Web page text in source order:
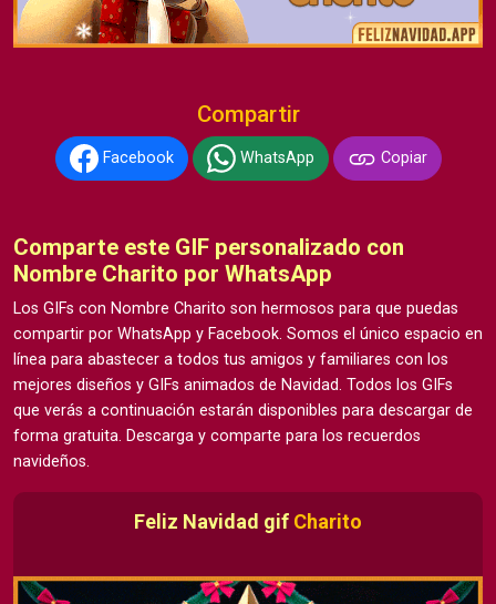
Compartir
Facebook WhatsApp Copiar
Comparte este GIF personalizado con
Nombre Charito por WhatsApp
Los GIFs con Nombre Charito son hermosos para que puedas
compartir por WhatsApp y Facebook. Somos el único espacio en
línea para abastecer a todos tus amigos y familiares con los
mejores diseños y GIFs animados de Navidad. Todos los GIFs
que verás a continuación estarán disponibles para descargar de
forma gratuita. Descarga y comparte para los recuerdos
navideños.
Feliz Navidad gif Charito